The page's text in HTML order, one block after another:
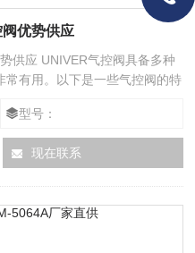
优势供应
供应 UNIVER气控阀具备多种
常有用。以下是一些气控阀的特
合非常重要。2. **安全保护
防止意外操作导致的安全事故，
故障自诊断**：集成的传感器
型号：
现在联系